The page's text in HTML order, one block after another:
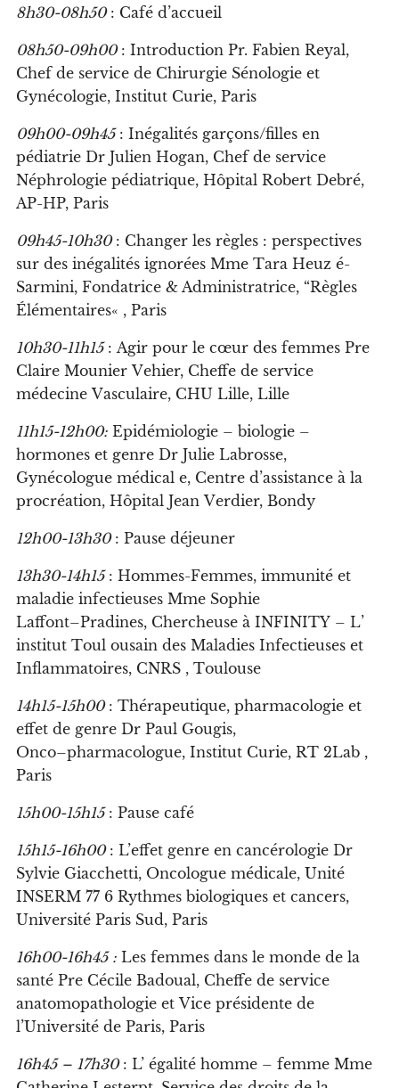
8h30-08h50: Café d’accueil
08h50-09h00 : Introduction Pr. Fabien Reyal,
Chef de service de Chirurgie Sénologie et
Gynécologie, Institut Curie, Paris
09h00-09h45 : Inégalités garçons/filles en
pédiatrie Dr Julien Hogan, Chefde service
Néphrologie pédiatrique, Hôpital Robert Debré,
AP-HP, Paris
09h45-10h30: Changer les règles : perspectives
sur des inégalités ignorées Mme Tara Heuz é-
Sarmini, Fondatrice & Administratrice, “Règles
Élémentaires« , Paris
10h30-11h15 : Agir pour le cœur des femmes Pre
Claire MounierVehier, Cheffe de service
médecineVasculaire, CHU Lille, Lille
11h15-12h00: Epidémiologie – biologie –
hormones et genre Dr Julie Labrosse,
Gynécologue médical e, Centre d’assistance à la
procréation, Hôpital JeanVerdier, Bondy
12h00-13h30: Pause déjeuner
13h30-14h15 : Hommes-Femmes, immunité et
maladie infectieuses Mme Sophie
Laffont–Pradines, Chercheuse à INFINITY – L’
institut Toul ousain des Maladies Infectieuses et
Inflammatoires, CNRS , Toulouse
14h15-15h00 : Thérapeutique, pharmacologie et
effet de genre Dr Paul Gougis,
Onco–pharmacologue, Institut Curie, RT 2Lab ,
Paris
15h00-15h15: Pause café
15h15-16h00 : L’effet genre en cancérologie Dr
Sylvie Giacchetti, Oncologue médicale, Unité
INSERM 77 6 Rythmes biologiques et cancers,
Université Paris Sud, Paris
16h00-16h45 : Les femmes dans le monde de la
santé Pre Cécile Badoual, Cheffe de service
anatomopathologie etVice présidente de
l’Université de Paris, Paris
16h45 – 17h30 : L’ égalité homme – femme Mme